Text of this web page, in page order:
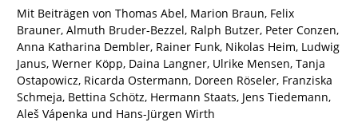
Mit Beiträgen von Thomas Abel, Marion Braun, Felix
Brauner, Almuth Bruder-Bezzel, Ralph Butzer, Peter Conzen,
Anna Katharina Dembler, Rainer Funk, Nikolas Heim, Ludwig
Janus, Werner Köpp, Daina Langner, Ulrike Mensen, Tanja
Ostapowicz, Ricarda Ostermann, Doreen Röseler, Franziska
Schmeja, Bettina Schötz, Hermann Staats, Jens Tiedemann,
Aleš Vápenka und Hans-Jürgen Wirth